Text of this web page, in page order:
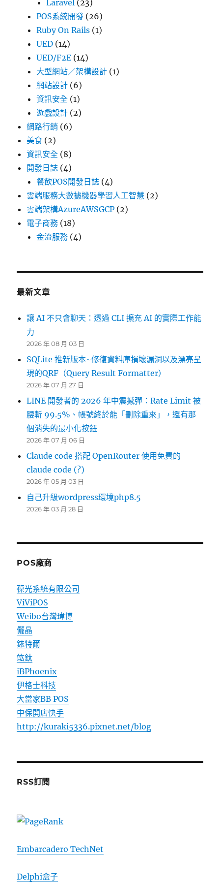
Laravel (23)
POS系統開發 (26)
Ruby On Rails (1)
UED (14)
UED/F2E (14)
大型網站／架構設計 (1)
網站設計 (6)
資訊安全 (1)
遊戲設計 (2)
網路行銷 (6)
美食 (2)
資訊安全 (8)
開發日誌 (4)
餐飲POS開發日誌 (4)
雲端服務大數據機器學習人工智慧 (2)
雲端架構AzureAWSGCP (2)
電子商務 (18)
金流服務 (4)
最新文章
讓 AI 不只會聊天：透過 CLI 擴充 AI 的實際工作能
力
2026 年 08 月 03 日
SQLite 推新版本~修復資料庫損壞漏洞以及漂亮呈
現的QRF（Query Result Formatter）
2026 年 07 月 27 日
LINE 開發者的 2026 年中震撼彈：Rate Limit 被
腰斬 99.5%、帳號終於能「刪除重來」，還有那
個消失的最小化按鈕
2026 年 07 月 06 日
Claude code 搭配 OpenRouter 使用免費的
claude code (?)
2026 年 05 月 03 日
自己升級wordpress環境php8.5
2026 年 03 月 28 日
POS廠商
葆光系統有限公司
ViViPOS
Weibo台灣瑋博
儷晶
銥特爾
竑鈦
iBPhoenix
伊格士科技
大當家BB POS
中保開店快手
http://kuraki5336.pixnet.net/blog
RSS訂閱
Embarcadero TechNet
Delphi盒子